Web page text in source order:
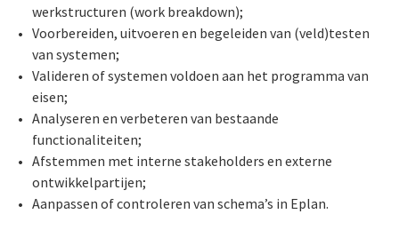
werkstructuren (work breakdown);
Voorbereiden, uitvoeren en begeleiden van (veld)testen
van systemen;
Valideren of systemen voldoen aan het programma van
eisen;
Analyseren en verbeteren van bestaande
functionaliteiten;
Afstemmen met interne stakeholders en externe
ontwikkelpartijen;
Aanpassen of controleren van schema’s in Eplan.